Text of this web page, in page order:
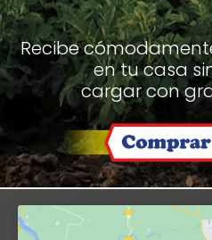
Recibe
en tu casa
cargar con